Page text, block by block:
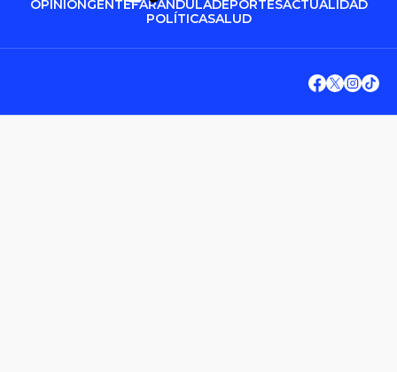
OPINIÓNGENTEFARÁNDULADEPORTESACTUALIDAD
POLÍTICASALUD